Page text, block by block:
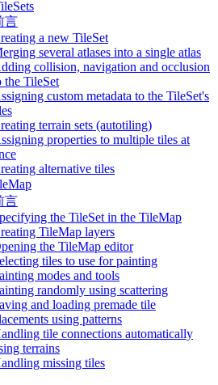
言
a new TileSet
several atlases into a single atlas
collision, navigation and occlusion
the TileSet
custom metadata to the TileSet's
terrain sets (autotiling)
properties to multiple tiles at
alternative tiles
言
the TileSet in the TileMap
TileMap layers
the TileMap editor
tiles to use for painting
modes and tools
randomly using scattering
and loading premade tile
using patterns
tile connections automatically
terrains
missing tiles